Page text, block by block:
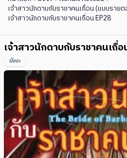
เจ้าสาวนักดาบกับราชาคนเถื่อน (แบบราย
เจ้าสาวนักดาบกับราชาคนเถื่อน EP28
เจ้าสาวนักดาบกับราชาคนเถื่
มังงะ